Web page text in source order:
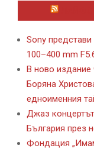
Sony
100–400 mm
В ново издание
Боряна
едноименния
Джаз
България през
Фондация